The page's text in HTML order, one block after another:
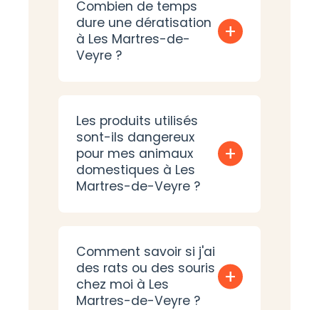
Combien de temps
dure une dératisation
à Les Martres-de-
Veyre ?
+
Les produits utilisés
sont-ils dangereux
pour mes animaux
domestiques à Les
Martres-de-Veyre ?
+
Comment savoir si j'ai
des rats ou des souris
chez moi à Les
Martres-de-Veyre ?
+